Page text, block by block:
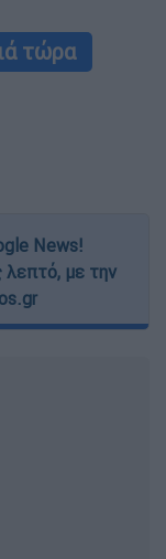
τώρα
News!
λεπτό, με την